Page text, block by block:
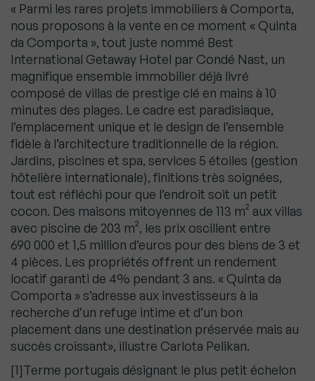
« Parmi les rares projets immobiliers à Comporta,
nous proposons à la vente en ce moment « Quinta
da Comporta », tout juste nommé Best
International Getaway Hotel par Condé Nast, un
magnifique ensemble immobilier déjà livré
composé de villas de prestige clé en mains à 10
minutes des plages. Le cadre est paradisiaque,
l’emplacement unique et le design de l’ensemble
fidèle à l’architecture traditionnelle de la région.
Jardins, piscines et spa, services 5 étoiles (gestion
hôtelière internationale), finitions très soignées,
tout est réfléchi pour que l’endroit soit un petit
cocon. Des maisons mitoyennes de 113 m² aux villas
avec piscine de 203 m², les prix oscillent entre
690 000 et 1,5 million d’euros pour des biens de 3 et
4 pièces. Les propriétés offrent un rendement
locatif garanti de 4% pendant 3 ans. « Quinta da
Comporta » s’adresse aux investisseurs à la
recherche d’un refuge intime et d’un bon
placement dans une destination préservée mais au
succès croissant», illustre Carlota Pelikan.
[1]Terme portugais désignant le plus petit échelon